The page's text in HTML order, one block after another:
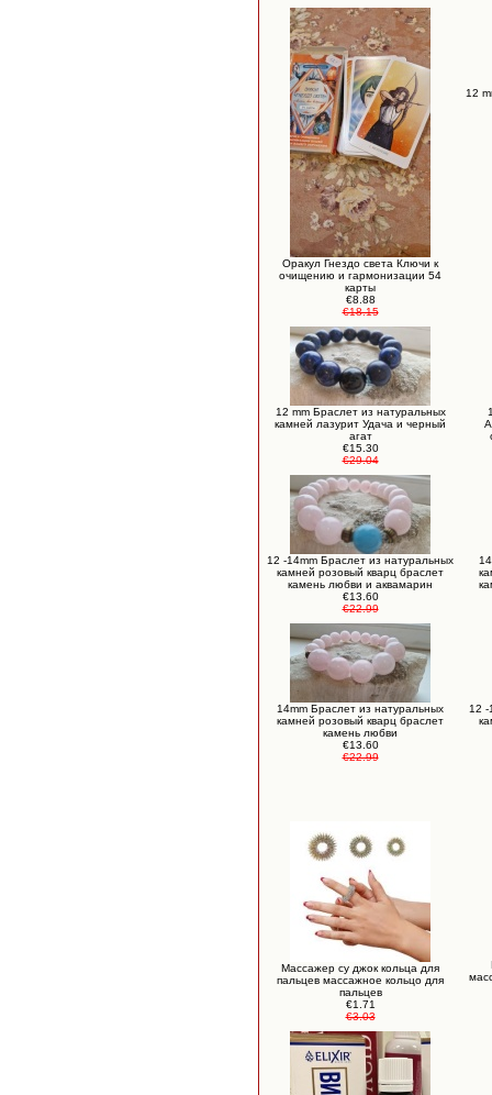
Оракул Гнездо света Ключи к
очищению и гармонизации 54
карты
€8.88
€18.15
12
12 mm Браслет из натуральных
камней лазурит Удача и черный
агат
€15.30
€29.04
12 -14mm Браслет из натуральных
камней розовый кварц браслет
камень любви и аквамарин
€13.60
€22.99
14mm Браслет из натуральных
камней розовый кварц браслет
камень любви
€13.60
€22.99
12 -
Массажер су джок кольца для
пальцев массажное кольцо для
пальцев
€1.71
€3.03